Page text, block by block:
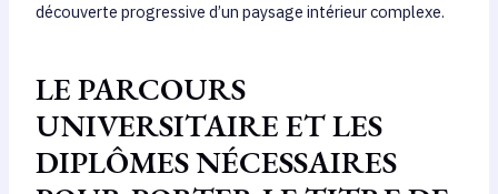
découverte progressive d’un paysage intérieur complexe.
LE PARCOURS
UNIVERSITAIRE ET LES
DIPLÔMES NÉCESSAIRES